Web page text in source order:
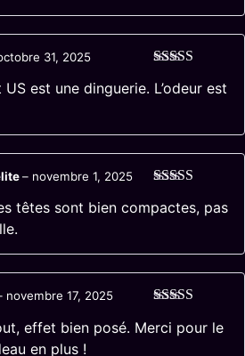
31, 2025
US est une dinguerie. L’odeur est
– novembre 1, 2025
têtes sont bien compactes, pas
novembre 17, 2025
effet bien posé. Merci pour le
en plus !